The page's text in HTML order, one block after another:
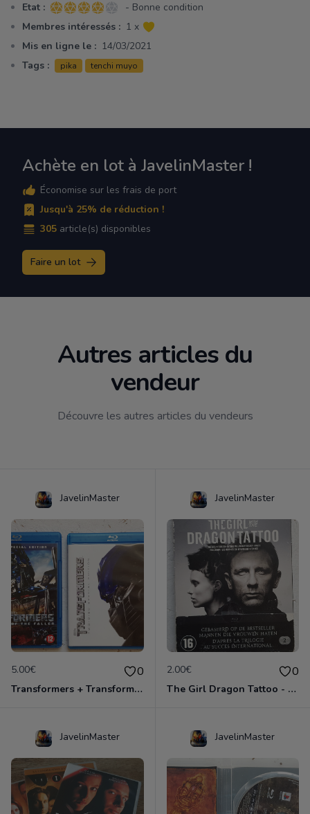
Etat : 4 sur 5 étoiles
- Bonne condition
Membres intéressés : 1 x
Mis en ligne le : 14/03/2021
Tags :
pika tenchi muyo
Achète en lot à JavelinMaster !
Économise sur les frais de port
Jusqu'à 25% de réduction !
305 article(s) disponibles
Faire un lot
Autres articles du
vendeur
Découvre les autres articles du vendeurs
JavelinMaster
5.00€ 0
Transformers + Transformers 2 : La Revanche
JavelinMaster
2.00€ 0
The Girl Dragon Tattoo - Blu-Ray
JavelinMaster JavelinMaster